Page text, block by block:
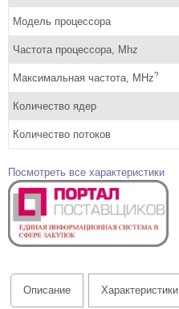
Модель процессора
Частота процессора, Mhz
Максимальная частота, MHz?
Количество ядер
Количество потоков
Посмотреть все характеристики
Описание Характеристики